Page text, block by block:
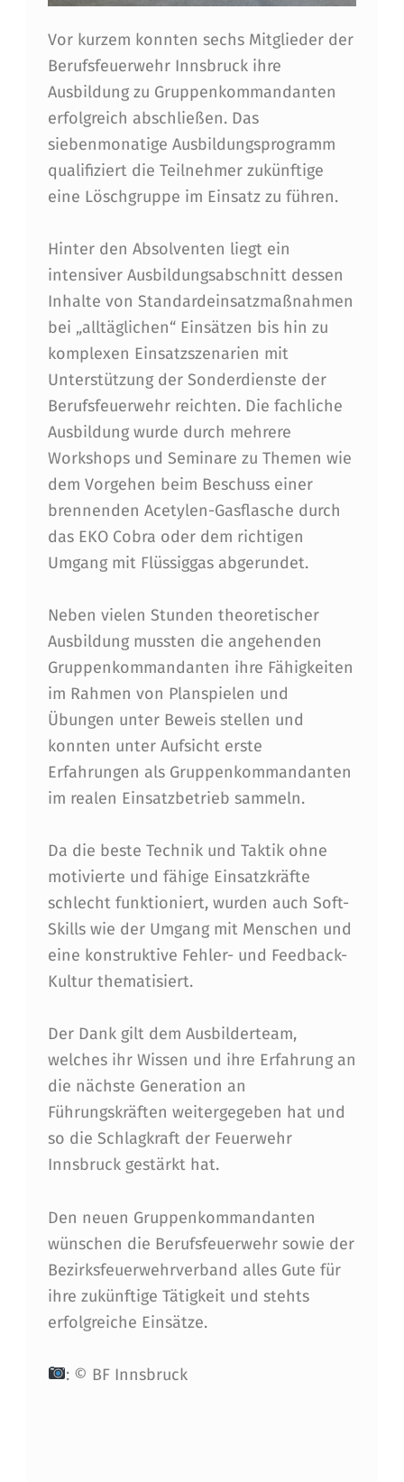
E
R
W
E
H
R
I
N
N
S
B
R
U
C
K
:
S
E
C
H
S
N
E
U
E
R
U
P
P
E
N
K
O
M
M
N
D
A
N
E
Vor kurzem konnten sechs Mitglieder der
Berufsfeuerwehr Innsbruck ihre
Ausbildung zu Gruppenkommandanten
erfolgreich abschließen. Das
siebenmonatige Ausbildungsprogramm
qualifiziert die Teilnehmer zukünftige
eine Löschgruppe im Einsatz zu führen.
Hinter den Absolventen liegt ein
intensiver Ausbildungsabschnitt dessen
Inhalte von Standardeinsatzmaßnahmen
bei „alltäglichen“ Einsätzen bis hin zu
komplexen Einsatzszenarien mit
Unterstützung der Sonderdienste der
Berufsfeuerwehr reichten. Die fachliche
Ausbildung wurde durch mehrere
Workshops und Seminare zu Themen wie
dem Vorgehen beim Beschuss einer
brennenden Acetylen-Gasflasche durch
das EKO Cobra oder dem richtigen
Umgang mit Flüssiggas abgerundet.
Neben vielen Stunden theoretischer
Ausbildung mussten die angehenden
Gruppenkommandanten ihre Fähigkeiten
im Rahmen von Planspielen und
Übungen unter Beweis stellen und
konnten unter Aufsicht erste
Erfahrungen als Gruppenkommandanten
im realen Einsatzbetrieb sammeln.
Da die beste Technik und Taktik ohne
motivierte und fähige Einsatzkräfte
schlecht funktioniert, wurden auch Soft-
Skills wie der Umgang mit Menschen und
eine konstruktive Fehler- und Feedback-
Kultur thematisiert.
Der Dank gilt dem Ausbilderteam,
welches ihr Wissen und ihre Erfahrung an
die nächste Generation an
Führungskräften weitergegeben hat und
so die Schlagkraft der Feuerwehr
Innsbruck gestärkt hat.
Den neuen Gruppenkommandanten
wünschen die Berufsfeuerwehr sowie der
Bezirksfeuerwehrverband alles Gute für
ihre zukünftige Tätigkeit und stehts
erfolgreiche Einsätze.
: © BF Innsbruck